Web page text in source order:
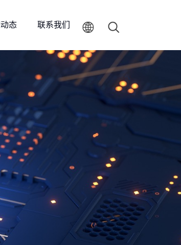
态 联系我们